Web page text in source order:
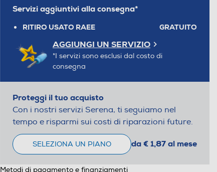
Servizi aggiuntivi alla consegna*
RITIRO USATO RAEE GRATUITO
AGGIUNGI UN SERVIZIO
*I servizi sono esclusi dal costo di
consegna
Proteggi il tuo acquisto
Con i nostri servizi Serena, ti seguiamo nel
tempo e risparmi sui costi di riparazioni future.
SELEZIONA UN PIANO da € 1,87 al mese
Metodi di pagamento e finanziamenti